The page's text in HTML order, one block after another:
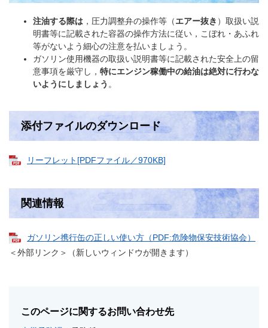
注油する際は ，圧力調整弁の操作等（エアー抜き ）取扱い説
明書等に記載された容器の操作方法に従い，こぼれ・あふれ
等がないよう細心の注意を払いましょう。
ガソリン使用機器の取扱い説明書等に記載された安全上の留
意事項を厳守し， 特にエンジン稼働中の給油は絶対に行わな
いようにしましょう 。
添付ファイルのダウンロード
リーフレット[PDFファイル／970KB]
関連情報
ガソリン携行缶の正しい使い方（PDF:危険物保安技術協会）
＜外部リンク＞
（新しいウィンドウが開きます）
このページに関するお問い合わせ先